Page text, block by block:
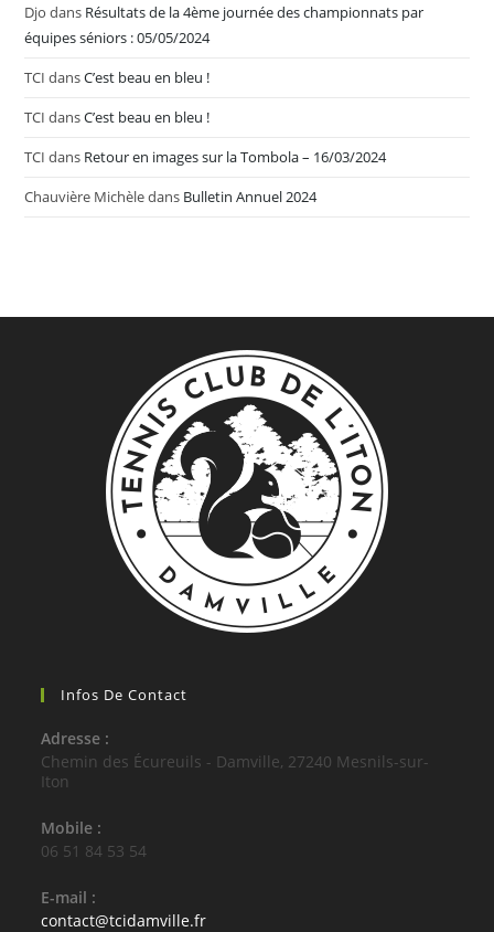
Djo dans Résultats de la 4ème journée des championnats par
équipes séniors : 05/05/2024
TCI dansC’est beau en bleu !
TCI dansC’est beau en bleu !
TCI dans Retour en images sur la Tombola – 16/03/2024
Chauvière Michèledans Bulletin Annuel 2024
Infos De Contact
Adresse :
Chemin des Écureuils - Damville, 27240 Mesnils-sur-
Iton
Mobile :
06 51 84 53 54
E-mail :
contact@tcidamville.frS’ouvre